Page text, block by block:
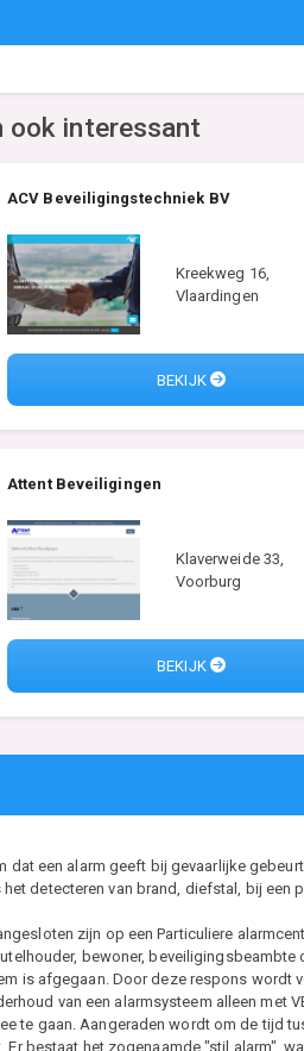
ook interessant
ACV Beveiligingstechniek BV
Kreekweg 16,
Vlaardingen
BEKIJK
Attent Beveiligingen
Klaverweide 33,
Voorburg
BEKIJK
een alarm geeft bij gevaarlijke
detecteren van brand, diefstal, bij een
zijn op een Particuliere
bewoner,
is afgegaan. Door deze respons
van een alarmsysteem alleen met
te gaan. Aangeraden wordt om de tijd
bestaat het zogenaamde "stil alarm",